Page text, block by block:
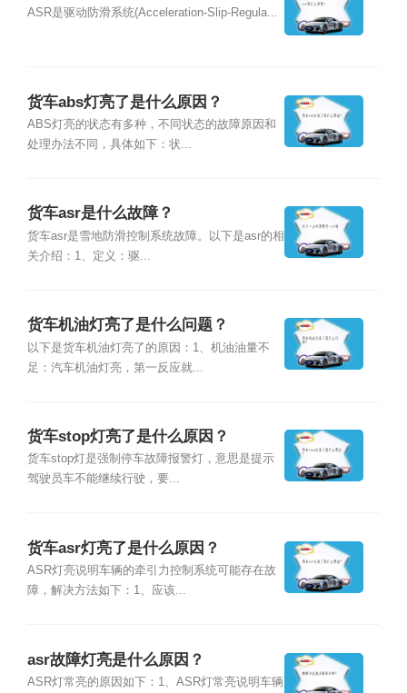
ASR是驱动防滑系统(Acceleration-Slip-Regula...
货车abs灯亮了是什么原因？
ABS灯亮的状态有多种，不同状态的故障原因和
处理办法不同，具体如下：状...
货车asr是什么故障？
货车asr是雪地防滑控制系统故障。以下是asr的相
关介绍：1、定义：驱...
货车机油灯亮了是什么问题？
以下是货车机油灯亮了的原因：1、机油油量不
足：汽车机油灯亮，第一反应就...
货车stop灯亮了是什么原因？
货车stop灯是强制停车故障报警灯，意思是提示
驾驶员车不能继续行驶，要...
货车asr灯亮了是什么原因？
ASR灯亮说明车辆的牵引力控制系统可能存在故
障，解决方法如下：1、应该...
asr故障灯亮是什么原因？
ASR灯常亮的原因如下：1、ASR灯常亮说明车辆